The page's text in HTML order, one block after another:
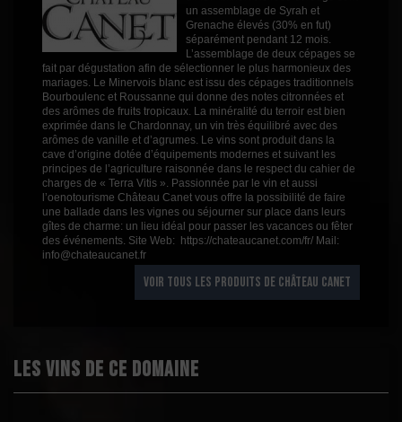
Volume 75cl
Rayons Vin 2021
un assemblage de Syrah et
Grenache élevés (30% en fut)
séparément pendant 12 mois.
L’assemblage de deux cépages se
fait par dégustation afin de sélectionner le plus harmonieux des
mariages. Le Minervois blanc est issu des cépages traditionnels
Bourboulenc et Roussanne qui donne des notes citronnées et
des arômes de fruits tropicaux. La minéralité du terroir est bien
exprimée dans le Chardonnay, un vin très équilibré avec des
arômes de vanille et d’agrumes. Le vins sont produit dans la
cave d’origine dotée d’équipements modernes et suivant les
principes de l’agriculture raisonnée dans le respect du cahier de
charges de « Terra Vitis ». Passionnée par le vin et aussi
l’oenotourisme Château Canet vous offre la possibilité de faire
une ballade dans les vignes ou séjourner sur place dans leurs
gîtes de charme: un lieu idéal pour passer les vacances ou fêter
des événements. Site Web: https://chateaucanet.com/fr/ Mail:
info@chateaucanet.fr
VOIR TOUS LES PRODUITS DE CHÂTEAU CANET
Les vins de ce domaine